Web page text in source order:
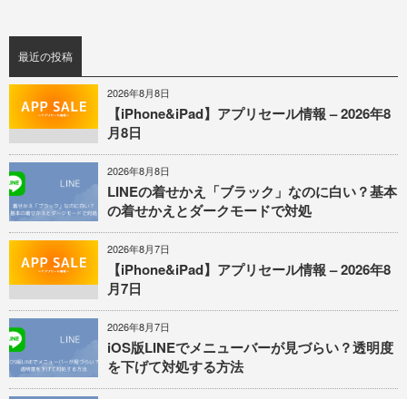
最近の投稿
2026年8月8日
【iPhone&iPad】アプリセール情報 – 2026年8
月8日
2026年8月8日
LINEの着せかえ「ブラック」なのに白い？基本
の着せかえとダークモードで対処
2026年8月7日
【iPhone&iPad】アプリセール情報 – 2026年8
月7日
2026年8月7日
iOS版LINEでメニューバーが見づらい？透明度
を下げて対処する方法